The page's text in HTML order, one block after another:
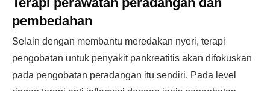
pembedahan
Selain dengan membantu meredakan nyeri, terapi
pengobatan untuk penyakit pankreatitis akan difokuskan
pada pengobatan peradangan itu sendiri. Pada level